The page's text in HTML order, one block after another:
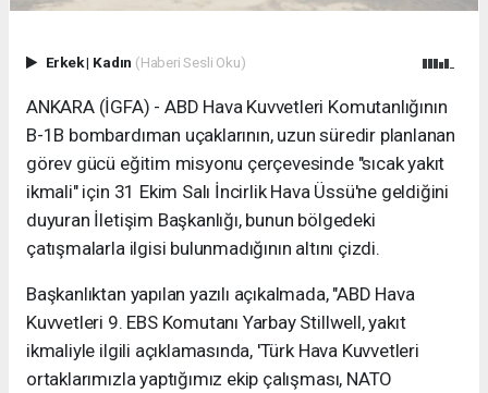
Erkek| Kadın (Haberi Sesli Oku)
ANKARA (İGFA) - ABD Hava Kuvvetleri Komutanlığının
B-1B bombardıman uçaklarının, uzun süredir planlanan
görev gücü eğitim misyonu çerçevesinde "sıcak yakıt
ikmali" için 31 Ekim Salı İncirlik Hava Üssü'ne geldiğini
duyuran İletişim Başkanlığı, bunun bölgedeki
çatışmalarla ilgisi bulunmadığının altını çizdi.
Başkanlıktan yapılan yazılı açıkalmada, "ABD Hava
Kuvvetleri 9. EBS Komutanı Yarbay Stillwell, yakıt
ikmaliyle ilgili açıklamasında, 'Türk Hava Kuvvetleri
ortaklarımızla yaptığımız ekip çalışması, NATO